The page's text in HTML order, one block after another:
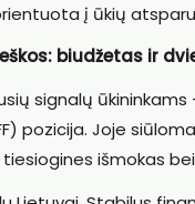
į ūkių
biudžetas ir
signalų
pozicija. Joje
tiesiogines išmokas